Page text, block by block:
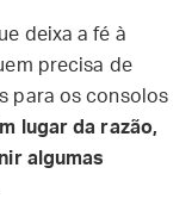
deixa a fé à
precisa de
para os consolos
lugar da razão,
algumas